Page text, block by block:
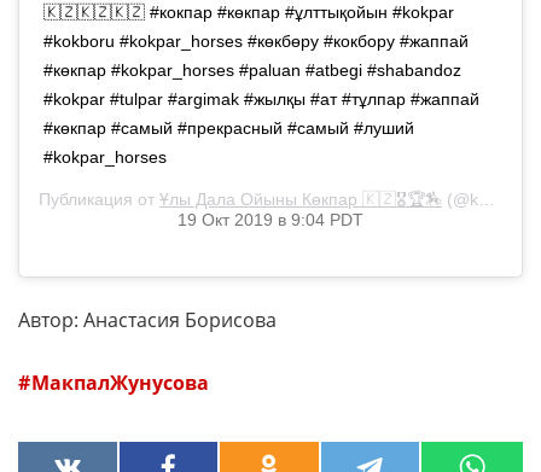
🇰🇿🇰🇿🇰🇿 #кокпар #көкпар #ұлттықойын #kokpar
#kokboru #kokpar_horses #көкбөру #кокбору #жаппай
#көкпар #kokpar_horses #paluan #atbegi #shabandoz
#kokpar #tulpar #argimak #жылқы #ат #тұлпар #жаппай
#көкпар #самый #прекрасный #самый #луший
#kokpar_horses
Публикация от Ұлы Дала Ойыны Көкпар 🇰🇿🎖🏆🏇 (@kokpar_horses)
19 Окт 2019 в 9:04 PDT
Автор: Анастасия Борисова
МакпалЖунусова